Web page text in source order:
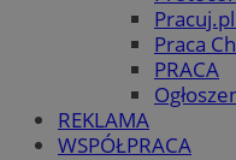
Praca
PRACA
REKLAMA
WSPÓŁPRACA